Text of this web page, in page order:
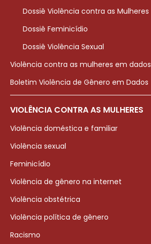
Dossiê Violência contra as Mulheres
Dossiê Feminicídio
Dossiê Violência Sexual
Violência contra as mulheres em dados
Boletim Violência de Gênero em Dados
VIOLÊNCIA CONTRA AS MULHERES
Violência doméstica e familiar
Violência sexual
Feminicídio
Violência de gênero na internet
Violência obstétrica
Violência política de gênero
Racismo